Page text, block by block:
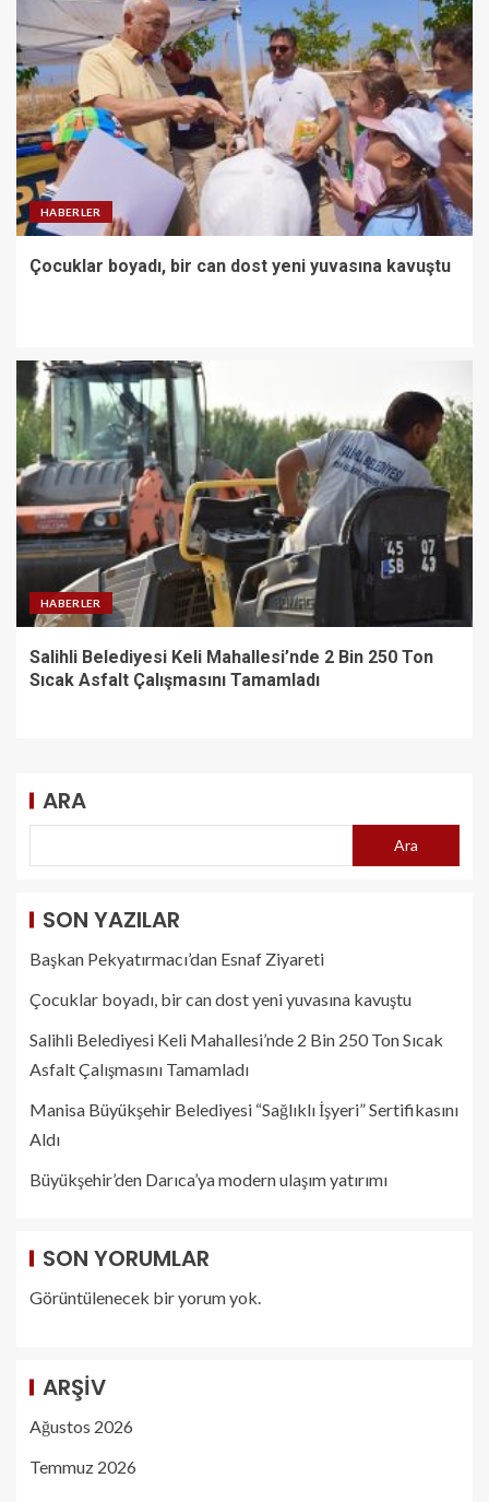
HABERLER
Çocuklar boyadı, bir can dost yeni yuvasına kavuştu
HABERLER
Salihli Belediyesi Keli Mahallesi’nde 2 Bin 250 Ton
Sıcak Asfalt Çalışmasını Tamamladı
ARA
Ara
SON YAZILAR
Başkan Pekyatırmacı’dan Esnaf Ziyareti
Çocuklar boyadı, bir can dost yeni yuvasına kavuştu
Salihli Belediyesi Keli Mahallesi’nde 2 Bin 250 Ton Sıcak
Asfalt Çalışmasını Tamamladı
Manisa Büyükşehir Belediyesi “Sağlıklı İşyeri” Sertifikasını
Aldı
Büyükşehir’den Darıca’ya modern ulaşım yatırımı
SON YORUMLAR
Görüntülenecek bir yorum yok.
ARŞIV
Ağustos 2026
Temmuz 2026